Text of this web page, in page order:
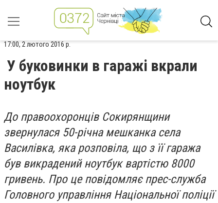
17:00, 2 лютого 2016 р.
У буковинки в гаражі вкрали
ноутбук
До правоохоронців Сокирянщини
звернулася 50-річна мешканка села
Василівка, яка розповіла, що з її гаража
був викрадений ноутбук вартістю 8000
гривень. Про це повідомляє прес-служба
Головного управління Національної поліції